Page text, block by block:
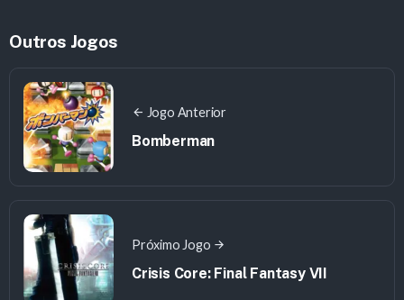
Outros Jogos
Jogo Anterior
Bomberman
Próximo Jogo
Crisis Core: Final Fantasy VII